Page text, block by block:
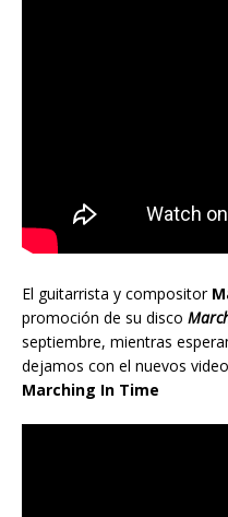
El guitarrista y compositor
promoción de su disco
septiembre, mientras
dejamos con el nuevos
Marching In Time